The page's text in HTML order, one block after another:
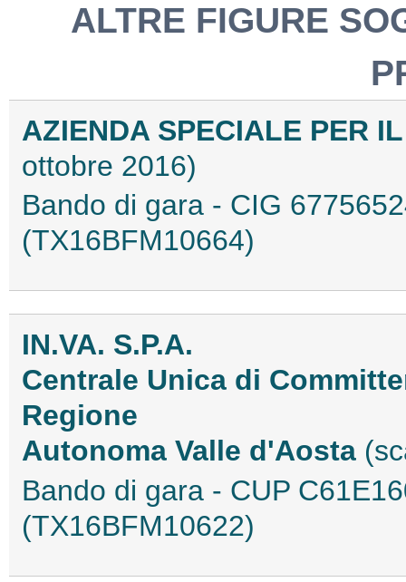
ALTRE FIGURE
AZIENDA SPECIALE PER
ottobre 2016)
Bando di gara - CIG
(TX16BFM10664)
IN.VA. S.P.A.
Centrale Unica di
Regione
Autonoma Valle d'Aosta
Bando di gara - CUP
(TX16BFM10622)